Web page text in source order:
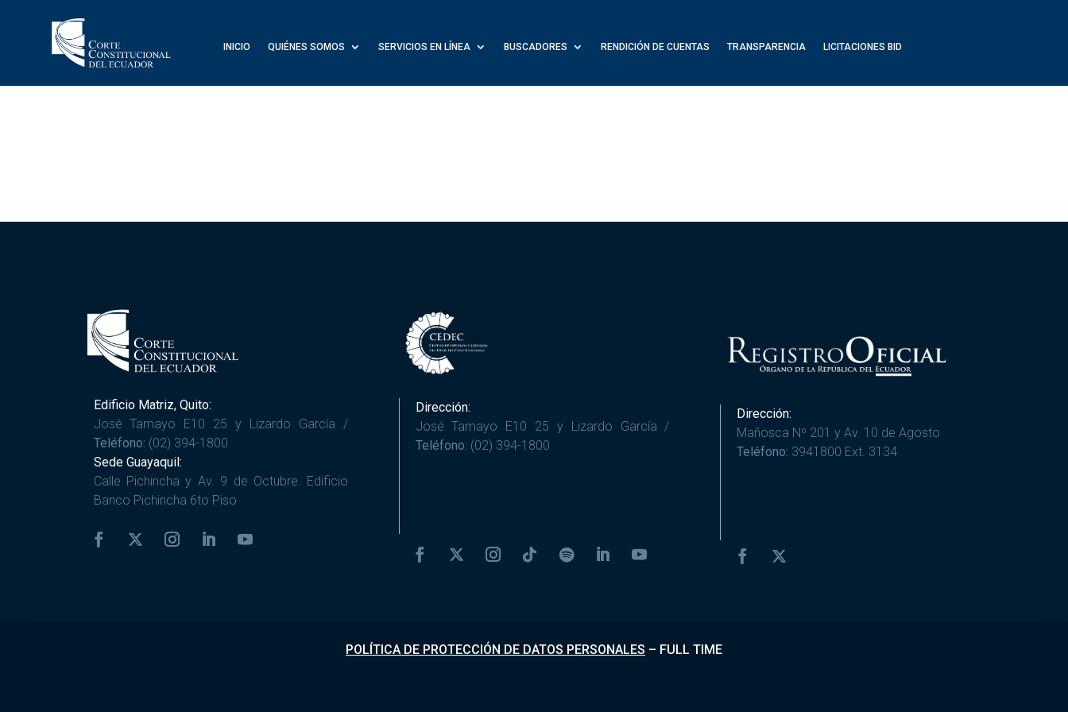
INICIO QUIÉNES SOMOS SERVICIOS EN LÍNEA BUSCADORES RENDICIÓN DE CUENTAS TRANSPARENCIA LICITACIONES BID
Edificio Matriz, Quito:
José Tamayo E10 25 y Lizardo García /
Teléfono: (02) 394-1800
Sede Guayaquil:
Calle Pichincha y Av. 9 de Octubre. Edificio
Banco Pichincha 6to Piso
Dirección:
José Tamayo E10 25 y Lizardo García /
Teléfono: (02) 394-1800
Dirección:
Mañosca Nº 201 y Av. 10 de Agosto
Teléfono: 3941800 Ext. 3134
POLÍTICA DE PROTECCIÓN DE DATOS PERSONALES – FULL TIME